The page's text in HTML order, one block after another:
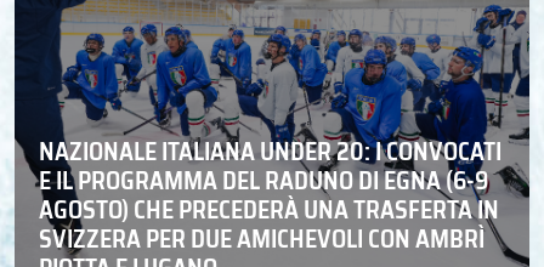
NAZIONALE ITALIANA UNDER 20: I CONVOCATI
E IL PROGRAMMA DEL RADUNO DI EGNA (6-9
AGOSTO) CHE PRECEDERÀ UNA TRASFERTA IN
SVIZZERA PER DUE AMICHEVOLI CON AMBRÌ